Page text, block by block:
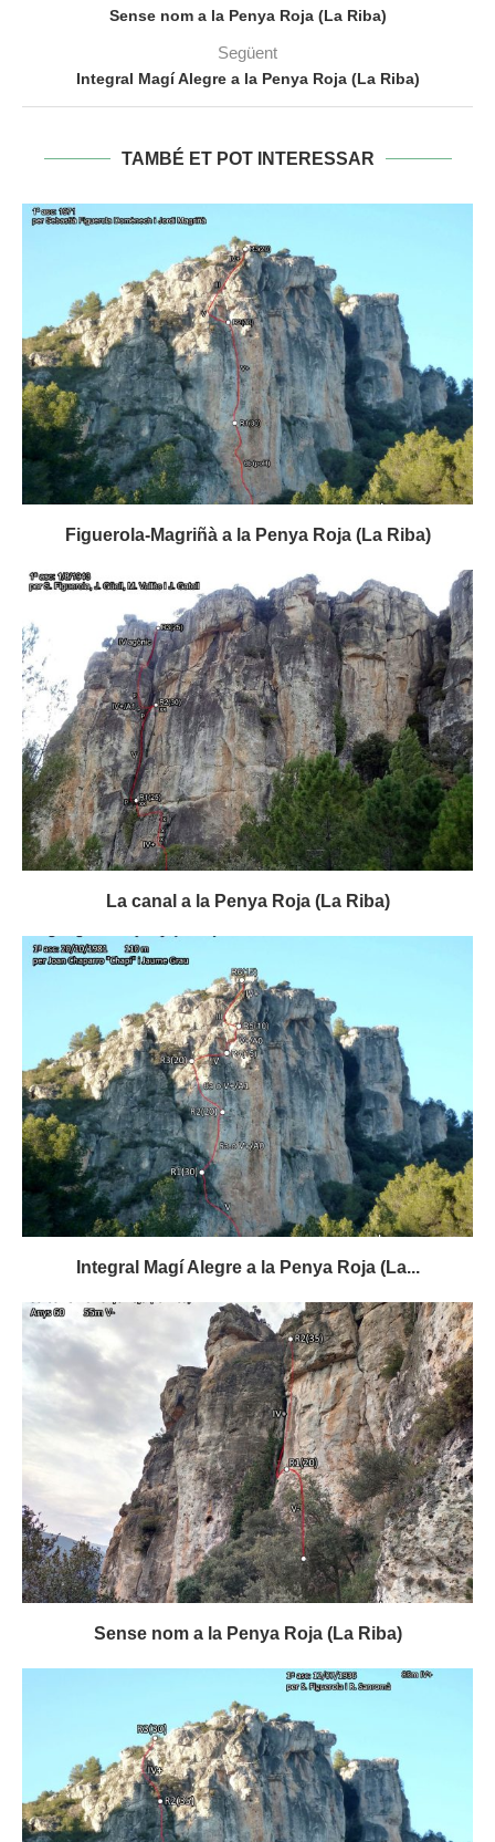
Sense nom a la Penya Roja (La Riba)
Següent
Integral Magí Alegre a la Penya Roja (La Riba)
TAMBÉ ET POT INTERESSAR
Figuerola-Magriñà a la Penya Roja (La Riba)
La canal a la Penya Roja (La Riba)
Integral Magí Alegre a la Penya Roja (La...
Sense nom a la Penya Roja (La Riba)